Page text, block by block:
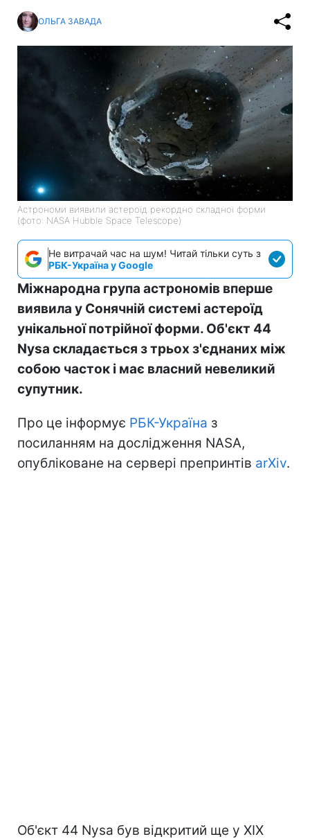
ОЛЬГА ЗАВАДА
Астрономи виявили астероїд рекордно складної форми
(фото: NASA Hubble Space Telescope)
Не витрачай час на шум! Читай тільки суть з
РБК-Україна у Google
Міжнародна група астрономів вперше
виявила у Сонячній системі астероїд
унікальної потрійної форми. Об'єкт 44
Nysa складається з трьох з'єднаних між
собою часток і має власний невеликий
супутник.
Про це інформує РБК-Україна з
посиланням на дослідження NASA,
опубліковане на сервері препринтів arXiv.
Об'єкт 44 Nysa був відкритий ще у XIX